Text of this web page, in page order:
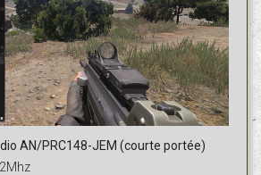
AN/PRC148-JEM (courte portée)